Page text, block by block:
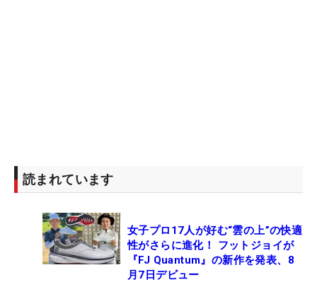
読まれています
女子プロ17人が好む“雲の上”の快適
性がさらに進化！ フットジョイが
『FJ Quantum』の新作を発表、8
月7日デビュー